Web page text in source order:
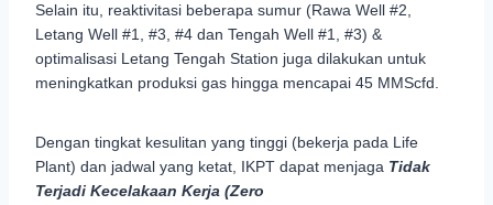
Selain itu, reaktivitasi beberapa sumur (Rawa Well #2,
Letang Well #1, #3, #4 dan Tengah Well #1, #3) &
optimalisasi Letang Tengah Station juga dilakukan untuk
meningkatkan produksi gas hingga mencapai 45 MMScfd.
Dengan tingkat kesulitan yang tinggi (bekerja pada Life
Plant) dan jadwal yang ketat, IKPT dapat menjaga Tidak
Terjadi Kecelakaan Kerja (Zero